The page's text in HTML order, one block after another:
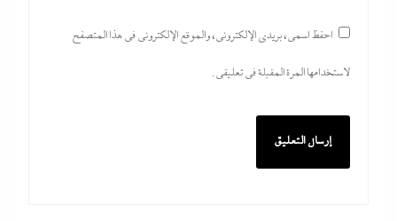
احفظ اسمي، بريدي الإلكتروني، والموقع الإلكتروني في هذا المتصفح
لاستخدامها المرة المقبلة في تعليقي.
في الاحتياطي الأجنبي رغم توترات هرمز